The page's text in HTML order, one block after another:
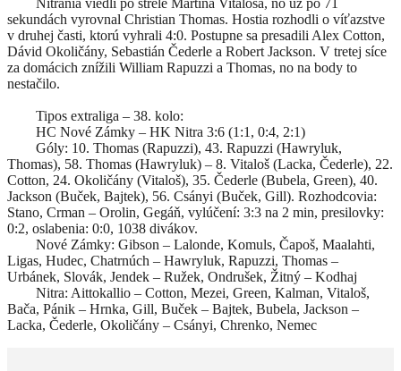
Nitrania viedli po strele Martina Vitaloša, no už po 71
sekundách vyrovnal Christian Thomas. Hostia rozhodli o víťazstve
v druhej časti, ktorú vyhrali 4:0. Postupne sa presadili Alex Cotton,
Dávid Okoličány, Sebastián Čederle a Robert Jackson. V tretej síce
za domácich znížili William Rapuzzi a Thomas, no na body to
nestačilo.
Tipos extraliga – 38. kolo:
HC Nové Zámky – HK Nitra 3:6 (1:1, 0:4, 2:1)
Góly: 10. Thomas (Rapuzzi), 43. Rapuzzi (Hawryluk,
Thomas), 58. Thomas (Hawryluk) – 8. Vitaloš (Lacka, Čederle), 22.
Cotton, 24. Okoličány (Vitaloš), 35. Čederle (Bubela, Green), 40.
Jackson (Buček, Bajtek), 56. Csányi (Buček, Gill). Rozhodcovia:
Stano, Crman – Orolin, Gegáň, vylúčení: 3:3 na 2 min, presilovky:
0:2, oslabenia: 0:0, 1038 divákov.
Nové Zámky: Gibson – Lalonde, Komuls, Čapoš, Maalahti,
Ligas, Hudec, Chatrnúch – Hawryluk, Rapuzzi, Thomas –
Urbánek, Slovák, Jendek – Ružek, Ondrušek, Žitný – Kodhaj
Nitra: Aittokallio – Cotton, Mezei, Green, Kalman, Vitaloš,
Bača, Pánik – Hrnka, Gill, Buček – Bajtek, Bubela, Jackson –
Lacka, Čederle, Okoličány – Csányi, Chrenko, Nemec